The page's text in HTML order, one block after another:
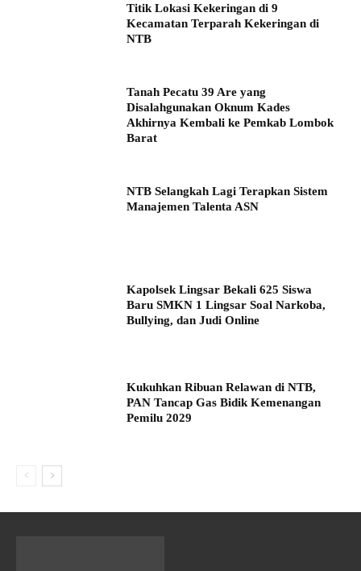
Titik Lokasi Kekeringan di 9
Kecamatan Terparah Kekeringan di
NTB
Tanah Pecatu 39 Are yang
Disalahgunakan Oknum Kades
Akhirnya Kembali ke Pemkab Lombok
Barat
NTB Selangkah Lagi Terapkan Sistem
Manajemen Talenta ASN
Kapolsek Lingsar Bekali 625 Siswa
Baru SMKN 1 Lingsar Soal Narkoba,
Bullying, dan Judi Online
Kukuhkan Ribuan Relawan di NTB,
PAN Tancap Gas Bidik Kemenangan
Pemilu 2029